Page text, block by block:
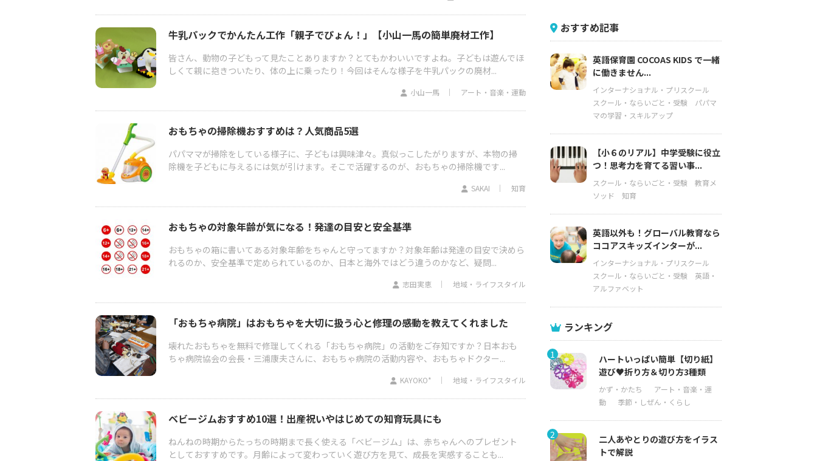
牛乳パックでかんたん工作「親子でぴょん！」【小山一馬の簡単廃材工作】
皆さん、動物の子どもって見たことありますか？とてもかわいいですよね。子どもは遊んでほ
しくて親に抱きついたり、体の上に乗ったり！今回はそんな様子を牛乳パックの廃材...
小山一馬 アート・音楽・運動
おもちゃの掃除機おすすめは？人気商品5選
パパママが掃除をしている様子に、子どもは興味津々。真似っこしたがりますが、本物の掃
除機を子どもに与えるには気が引けます。そこで活躍するのが、おもちゃの掃除機です...
SAKAI 知育
おもちゃの対象年齢が気になる！発達の目安と安全基準
おもちゃの箱に書いてある対象年齢をちゃんと守ってますか？対象年齢は発達の目安で決めら
れるのか、安全基準で定められているのか、日本と海外ではどう違うのかなど、疑問...
志田実恵 地域・ライフスタイル
「おもちゃ病院」はおもちゃを大切に扱う心と修理の感動を教えてくれました
壊れたおもちゃを無料で修理してくれる「おもちゃ病院」の活動をご存知ですか？日本おも
ちゃ病院協会の会長・三浦康夫さんに、おもちゃ病院の活動内容や、おもちゃドクター...
KAYOKO* 地域・ライフスタイル
ベビージムおすすめ10選！出産祝いやはじめての知育玩具にも
ねんねの時期からたっちの時期まで長く使える「ベビージム」は、赤ちゃんへのプレゼント
としておすすめです。月齢によって変わっていく遊び方を見て、成長を実感することも...
おすすめ記事
英語保育園 COCOAS KIDS で一緒
に働きません...
インターナショナル・プリスクール
スクール・ならいごと・受験
パパマ
マの学習・スキルアップ
【小６のリアル】中学受験に役立
つ！思考力を育てる習い事...
スクール・ならいごと・受験
教育メ
ソッド
知育
英語以外も！グローバル教育なら
ココアスキッズインターが...
インターナショナル・プリスクール
スクール・ならいごと・受験
英語・
アルファベット
ランキング
1
ハートいっぱい簡単【切り紙】
遊び♥折り方＆切り方3種類
2
二人あやとりの遊び方をイラス
トで解説